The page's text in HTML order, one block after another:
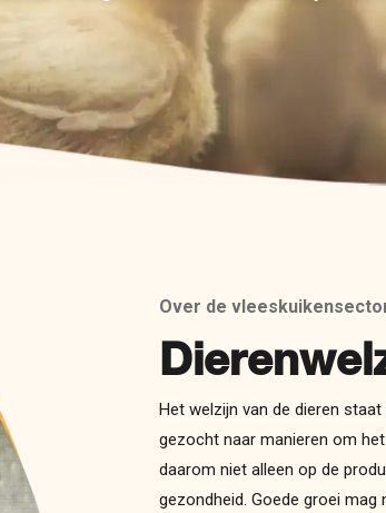
Over de
Het welzijn van de dieren
gezocht naar manieren om
daarom niet alleen op de
gezondheid. Goede groei mag